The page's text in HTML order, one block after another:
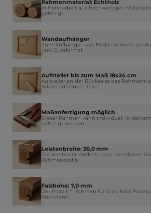
Rahmenmaterial: Echtholz
In Handarbeit aus hochwertigen
gefertigt
Wandaufhänger
Zum Aufhängen des Bilderrahmens an
und Querformat
Aufsteller bis zum Maß 18x24 cm
Aufsteller an der Rückseite des Rahmens
Bildes auf einem Tisch
Maßanfertigung möglich
Dieser Rahmen kann individuell in
gefertigt werden
Leistenbreite: 26,0 mm
Die Breite der vorderen bzw. sichtbaren
Rahmenprofils
Falzhöhe: 7,0 mm
Der Platz im Rahmen für Glas, Bild,
Rückwand